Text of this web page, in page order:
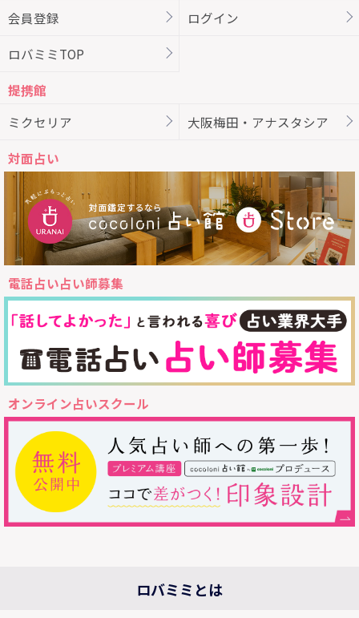
会員登録 ログイン
ロバミミTOP
提携館
ミクセリア
大阪梅田・アナスタシア
対面占い
電話占い占い師募集
オンライン占いスクール
ロバミミとは